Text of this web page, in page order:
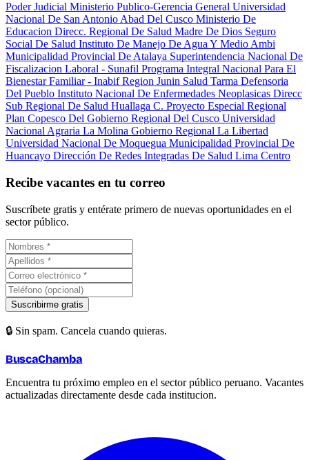
Poder Judicial Ministerio Publico-Gerencia General Universidad
Nacional De San Antonio Abad Del Cusco Ministerio De
Educacion Direcc. Regional De Salud Madre De Dios Seguro
Social De Salud Instituto De Manejo De Agua Y Medio Ambi
Municipalidad Provincial De Atalaya Superintendencia Nacional De
Fiscalizacion Laboral - Sunafil Programa Integral Nacional Para El
Bienestar Familiar - InabifRegion Junin Salud Tarma Defensoria
Del Pueblo Instituto Nacional De Enfermedades Neoplasicas Direcc
Sub Regional De Salud Huallaga C. Proyecto Especial Regional
Plan Copesco Del Gobierno Regional Del Cusco Universidad
Nacional Agraria La Molina Gobierno Regional La Libertad
Universidad Nacional De Moquegua Municipalidad Provincial De
Huancayo Dirección De Redes Integradas De Salud Lima Centro
Recibe vacantes en tu correo
Suscríbete gratis y entérate primero de nuevas oportunidades en el
sector público.
Suscribirme gratis
🔒 Sin spam. Cancela cuando quieras.
BuscaChamba
Encuentra tu próximo empleo en el sector público peruano. Vacantes
actualizadas directamente desde cada institucion.